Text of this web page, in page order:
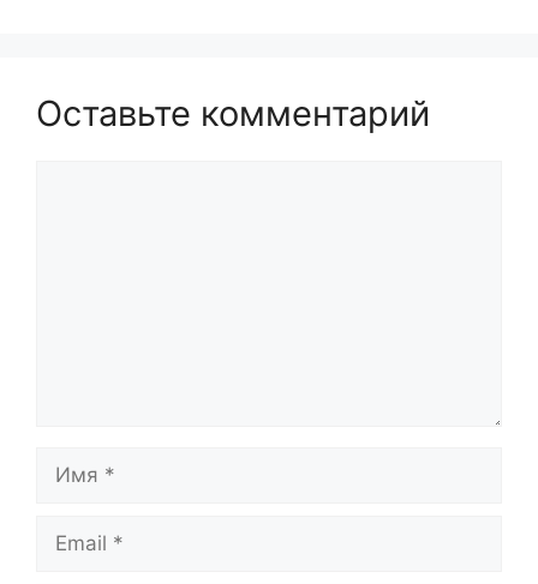
Оставьте комментарий
Имя
Email